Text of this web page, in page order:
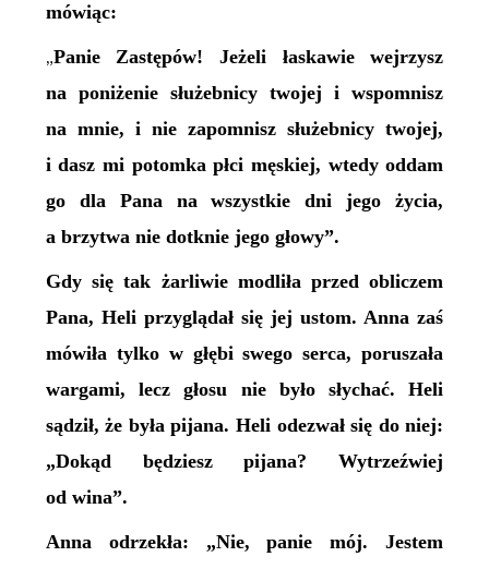
mówiąc:
„Panie Zastępów! Jeżeli łaskawie wejrzysz
na poniżenie służebnicy twojej i wspomnisz
na mnie, i nie zapomnisz służebnicy twojej,
i dasz mi potomka płci męskiej, wtedy oddam
go dla Pana na wszystkie dni jego życia,
a brzytwa nie dotknie jego głowy”.
Gdy się tak żarliwie modliła przed obliczem
Pana, Heli przyglądał się jej ustom. Anna zaś
mówiła tylko w głębi swego serca, poruszała
wargami, lecz głosu nie było słychać. Heli
sądził, że była pijana. Heli odezwał się do niej:
„Dokąd będziesz pijana? Wytrzeźwiej
od wina”.
Anna odrzekła: „Nie, panie mój. Jestem